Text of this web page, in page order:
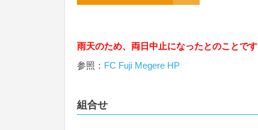
雨天のため、両日中止になったとのことです
参照： FC Fuji Megere HP
組合せ